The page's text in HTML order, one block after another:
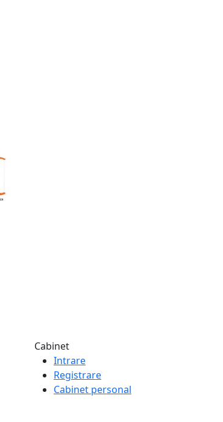
Cabinet
Intrare
Registrare
Cabinet personal